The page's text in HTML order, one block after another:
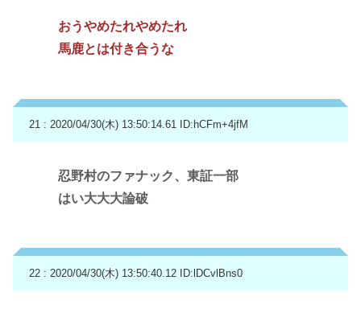
おうやめたれやめたれ
馬鹿とは付き合うな
21 : 2020/04/30(木) 13:50:14.61 ID:hCFm+4jfM
忍野村のファナック、東証一部
はい大大大論破
22 : 2020/04/30(木) 13:50:40.12 ID:lDCvlBns0